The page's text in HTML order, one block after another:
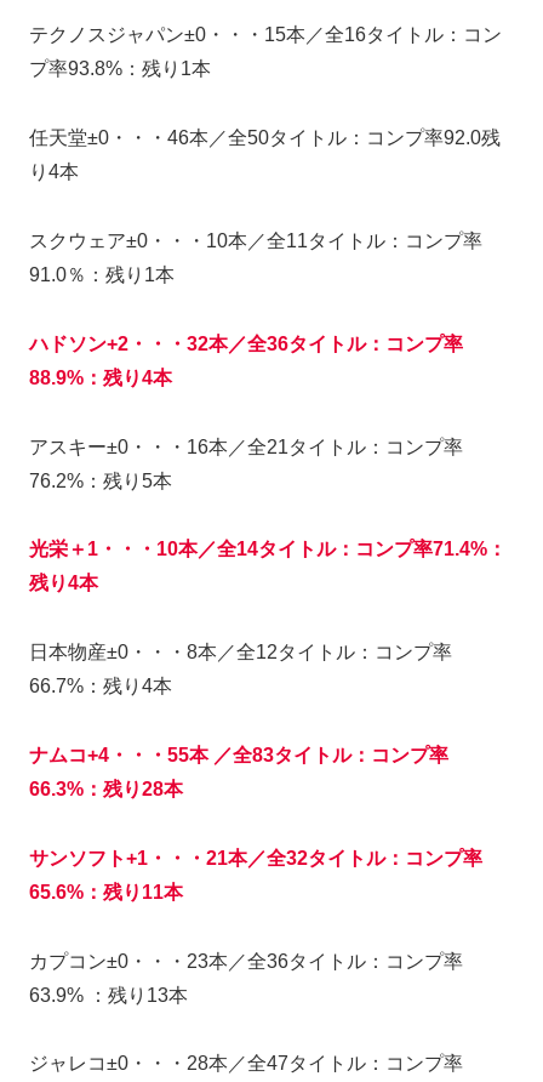
テクノスジャパン±0・・・15本／全16タイトル：コン
プ率93.8%：残り1本
任天堂±0・・・46本／全50タイトル：コンプ率92.0残
り4本
スクウェア±0・・・10本／全11タイトル：コンプ率
91.0％：残り1本
ハドソン+2・・・32本／全36タイトル：コンプ率
88.9%：残り4本
アスキー±0・・・16本／全21タイトル：コンプ率
76.2%：残り5本
光栄＋1・・・10本／全14タイトル：コンプ率71.4%：
残り4本
日本物産±0・・・8本／全12タイトル：コンプ率
66.7%：残り4本
ナムコ+4・・・55本 ／全83タイトル：コンプ率
66.3%：残り28本
サンソフト+1・・・21本／全32タイトル：コンプ率
65.6%：残り11本
カプコン±0・・・23本／全36タイトル：コンプ率
63.9% ：残り13本
ジャレコ±0・・・28本／全47タイトル：コンプ率